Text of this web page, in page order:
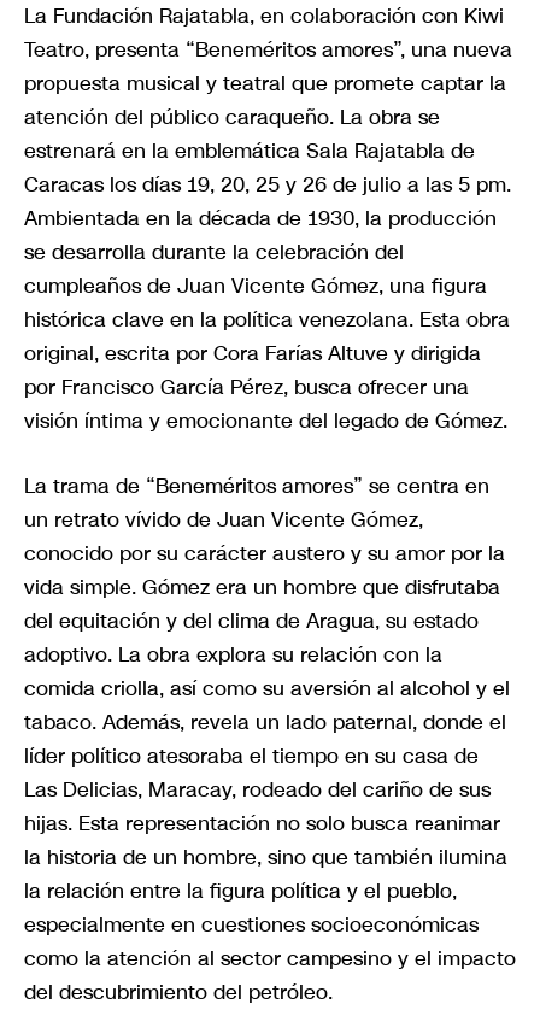
La Fundación Rajatabla, en colaboración con Kiwi
Teatro, presenta “Beneméritos amores”, una nueva
propuesta musical y teatral que promete captar la
atención del público caraqueño. La obra se
estrenará en la emblemática Sala Rajatabla de
Caracas los días 19, 20, 25 y 26 de julio a las 5 pm.
Ambientada en la década de 1930, la producción
se desarrolla durante la celebración del
cumpleaños de Juan Vicente Gómez, una figura
histórica clave en la política venezolana. Esta obra
original, escrita por Cora Farías Altuve y dirigida
por Francisco García Pérez, busca ofrecer una
visión íntima y emocionante del legado de Gómez.
La trama de “Beneméritos amores” se centra en
un retrato vívido de Juan Vicente Gómez,
conocido por su carácter austero y su amor por la
vida simple. Gómez era un hombre que disfrutaba
del equitación y del clima de Aragua, su estado
adoptivo. La obra explora su relación con la
comida criolla, así como su aversión al alcohol y el
tabaco. Además, revela un lado paternal, donde el
líder político atesoraba el tiempo en su casa de
Las Delicias, Maracay, rodeado del cariño de sus
hijas. Esta representación no solo busca reanimar
la historia de un hombre, sino que también ilumina
la relación entre la figura política y el pueblo,
especialmente en cuestiones socioeconómicas
como la atención al sector campesino y el impacto
del descubrimiento del petróleo.